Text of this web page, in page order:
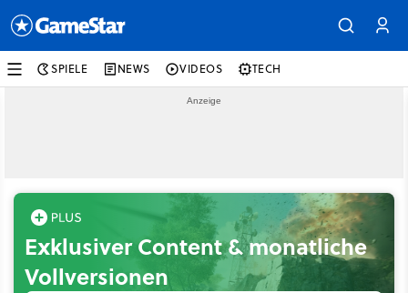
SPIELE NEWS VIDEOS TECH
Exklusiver Content & monatliche
Vollversionen